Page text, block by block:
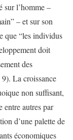
sur l’homme –
– et sur son
que “les individus
doit
des
La croissance
non suffisant,
entre autres par
d’une palette de
économiques